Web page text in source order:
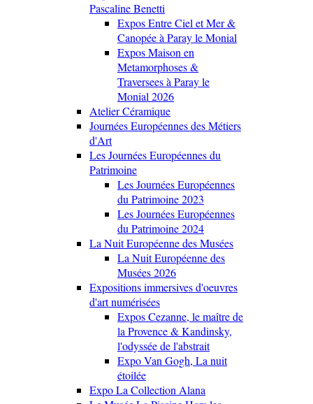
Pascaline Benetti
Expos Entre Ciel et Mer &
Canopée à Paray le Monial
Expos Maison en
Metamorphoses &
Traversees à Paray le
Monial 2026
Atelier Céramique
Journées Européennes des Métiers
d'Art
Les Journées Européennes du
Patrimoine
Les Journées Européennes
du Patrimoine 2023
Les Journées Européennes
du Patrimoine 2024
La Nuit Européenne des Musées
La Nuit Européenne des
Musées 2026
Expositions immersives d'oeuvres
d'art numérisées
Expos Cezanne, le maître de
la Provence & Kandinsky,
l'odyssée de l'abstrait
Expo Van Gogh, La nuit
étoilée
Expo La Collection Alana